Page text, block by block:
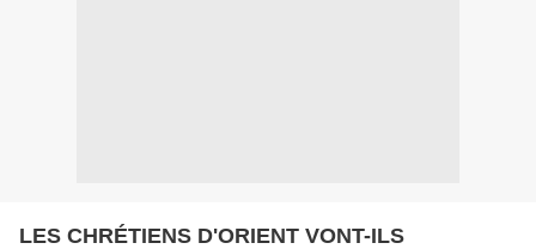
LES CHRÉTIENS D'ORIENT VONT-ILS